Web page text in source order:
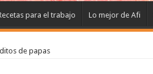
para el trabajo Lo mejor de Afi
de papas